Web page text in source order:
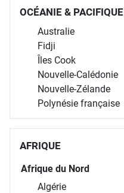
OCÉANIE & PACIFIQUE
Australie
Fidji
Îles Cook
Nouvelle-Calédonie
Nouvelle-Zélande
Polynésie française
AFRIQUE
Afrique du Nord
Algérie